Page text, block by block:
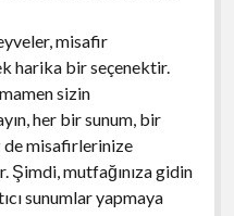
misafir
harika bir seçenektir.
sizin
her bir sunum, bir
de misafirlerinize
Şimdi, mutfağınıza gidin
sunumlar yapmaya